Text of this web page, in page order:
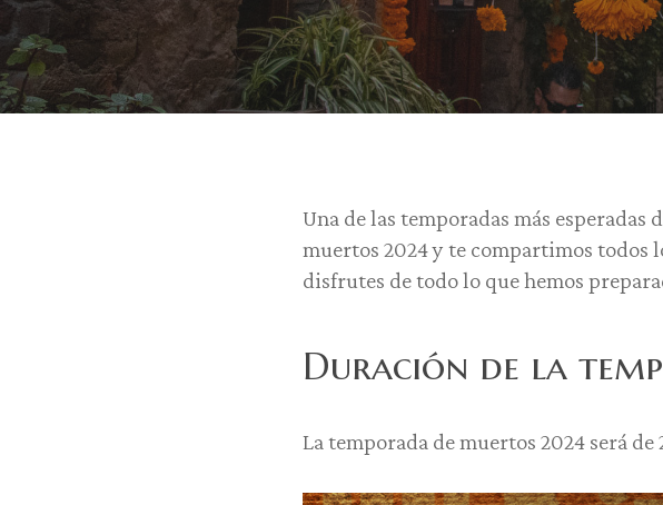
Una de las temporadas más
muertos 2024 y te compartimos todos
disfrutes de todo lo que hemos
Duración de la
La temporada de muertos 2024 será